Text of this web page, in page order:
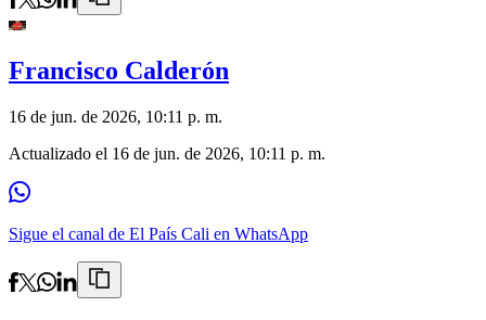
Francisco Calderón
16 de jun. de 2026, 10:11 p. m.
Actualizado el 16 de jun. de 2026, 10:11 p. m.
Sigue el canal de El País Cali en WhatsApp